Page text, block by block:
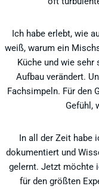
Ich habe erlebt, wie
weiß, warum ein
Küche und wie
Aufbau verändert.
Fachsimpeln. Für den
Gefühl,
In all der Zeit habe
dokumentiert und
gelernt. Jetzt möchte
für den größten